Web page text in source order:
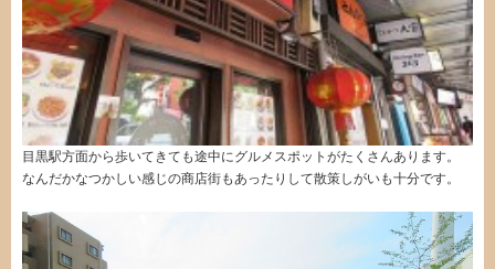
目黒駅方面から歩いてきても途中にグルメスポットがたくさんあります。
なんだかなつかしい感じの商店街もあったりして散策しがいも十分です。